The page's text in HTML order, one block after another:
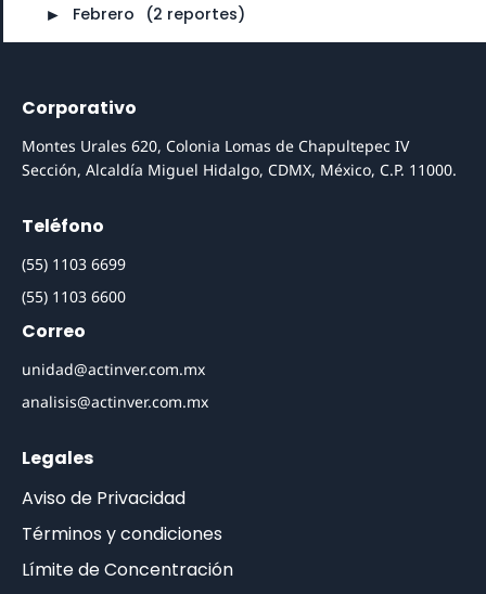
► Febrero (2 reportes)
Corporativo
Montes Urales 620, Colonia Lomas de Chapultepec IV
Sección, Alcaldía Miguel Hidalgo, CDMX, México, C.P. 11000.
Teléfono
(55) 1103 6699
(55) 1103 6600
Correo
unidad@actinver.com.mx
analisis@actinver.com.mx
Legales
Aviso de Privacidad
Términos y condiciones
Límite de Concentración